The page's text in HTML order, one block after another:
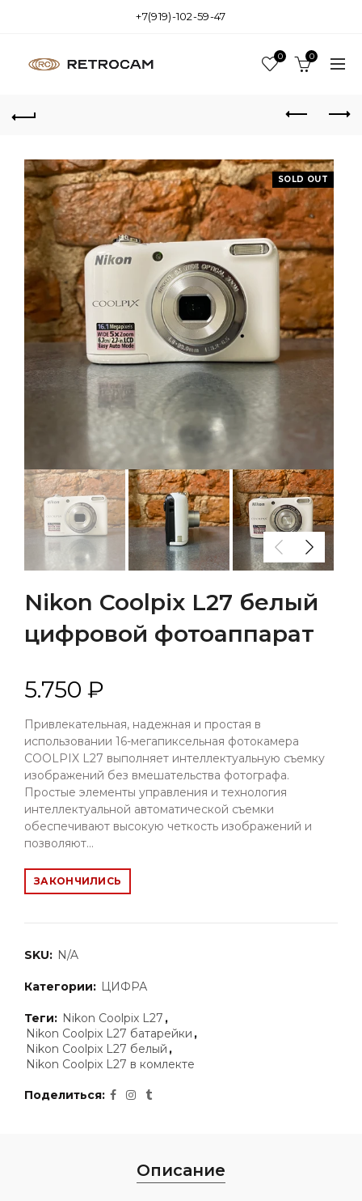
+7(919)-102-59-47
0 0
SOLD OUT
Nikon Coolpix L27 белый
цифровой фотоаппарат
5.750 ₽
Привлекательная, надежная и простая в
использовании 16-мегапиксельная фотокамера
COOLPIX L27 выполняет интеллектуальную съемку
изображений без вмешательства фотографа.
Простые элементы управления и технология
интеллектуальной автоматической съемки
обеспечивают высокую четкость изображений и
позволяют...
ЗАКОНЧИЛИСЬ
SKU: N/A
Категории: ЦИФРА
Теги: Nikon Coolpix L27 ,
Nikon Coolpix L27 батарейки ,
Nikon Coolpix L27 белый ,
Nikon Coolpix L27 в комлекте
Поделиться
Описание